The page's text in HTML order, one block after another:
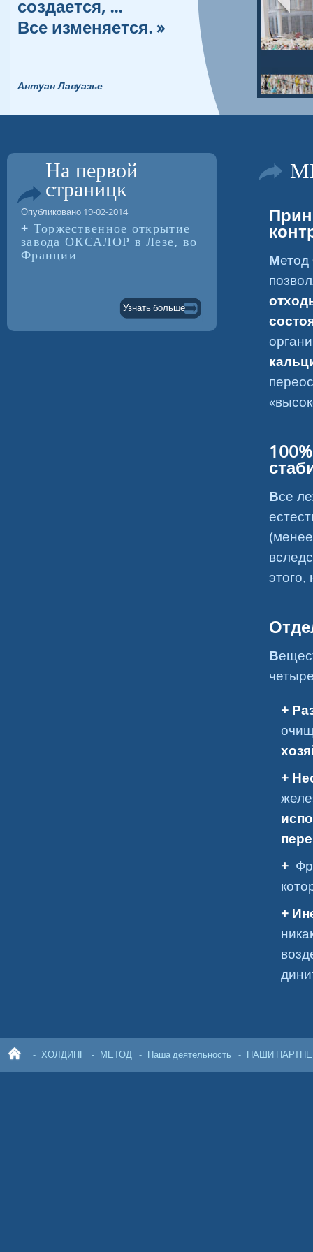
Очистка органической фракции,
чтобы превратить ее в удобрение.
На первой
страницк
Опубликовано 19-02-2014
Торжественное открытие
завода ОКСАЛОР в Лезе, во
Франции
Узнать больше
Метод
Все лежащие отходы или вещества подвергаются воздействию
Вещества, полученные в результате реакции, состоят из
ГЛ
АВ
ХОЛДИНГ МЕТОД Наша деятельность НАШИ